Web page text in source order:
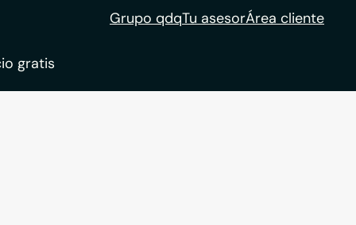
Grupo qdqTu asesorÁrea cliente
gratis